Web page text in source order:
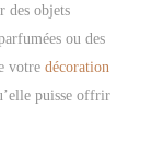
des objets
ou des
votre décoration
puisse offrir